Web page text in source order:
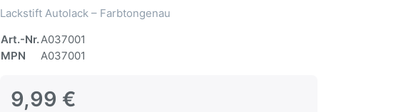
Lackstift Autolack – Farbtongenau
Art.-Nr.A037001
MPN
A037001
9,99 €